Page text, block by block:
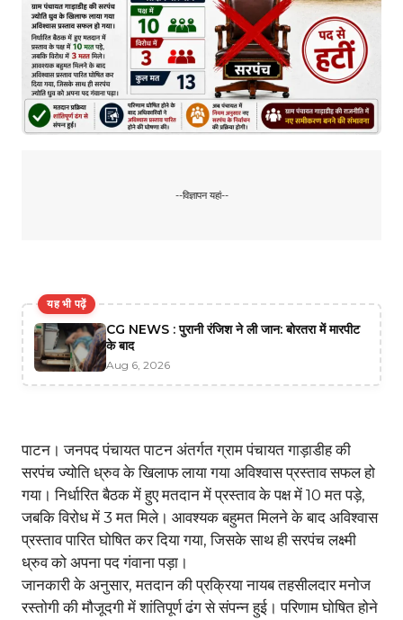
--विज्ञापन यहां--
यह भी पढ़ें
CG NEWS : पुरानी रंजिश ने ली जान: बोरतरा में मारपीट
के बाद
Aug 6, 2026
पाटन। जनपद पंचायत पाटन अंतर्गत ग्राम पंचायत गाड़ाडीह की
सरपंच ज्योति ध्रुव के खिलाफ लाया गया अविश्वास प्रस्ताव सफल हो
गया। निर्धारित बैठक में हुए मतदान में प्रस्ताव के पक्ष में 10 मत पड़े,
जबकि विरोध में 3 मत मिले। आवश्यक बहुमत मिलने के बाद अविश्वास
प्रस्ताव पारित घोषित कर दिया गया, जिसके साथ ही सरपंच लक्ष्मी
ध्रुव को अपना पद गंवाना पड़ा।
जानकारी के अनुसार, मतदान की प्रक्रिया नायब तहसीलदार मनोज
रस्तोगी की मौजूदगी में शांतिपूर्ण ढंग से संपन्न हुई। परिणाम घोषित होने